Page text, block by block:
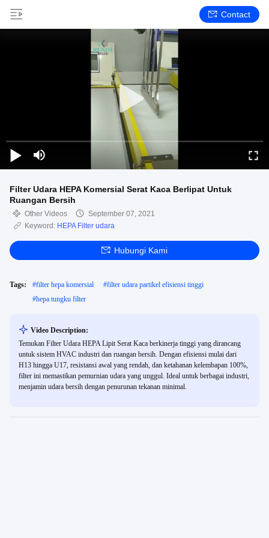
Contact
Filter Udara HEPA Komersial Serat Kaca Berlipat Untuk
Ruangan Bersih
Other Videos
September 07, 2021
Keyword: HEPA Filter udara
Hubungi Kami
Tags: #filter hepa komersial #filter udara partikel efisiensi tinggi
#hepa tungku filter
Video Description:
Temukan Filter Udara HEPA Lipit Serat Kaca berkinerja tinggi yang dirancang
untuk sistem HVAC industri dan ruangan bersih. Dengan efisiensi mulai dari
H13 hingga U17, resistansi awal yang rendah, dan ketahanan kelembapan 100%,
filter ini memastikan pemurnian udara yang unggul. Ideal untuk berbagai industri,
menjamin udara bersih dengan penurunan tekanan minimal.